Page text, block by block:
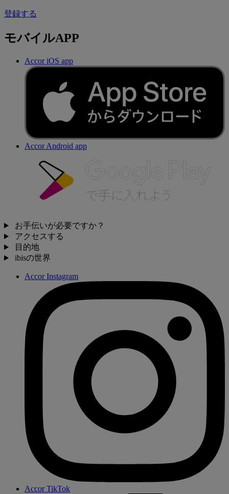
登録する
モバイルAPP
Accor iOS app
Accor Android app
お手伝いが必要ですか？
アクセスする
目的地
ibisの世界
Accor Instagram
Accor TikTok